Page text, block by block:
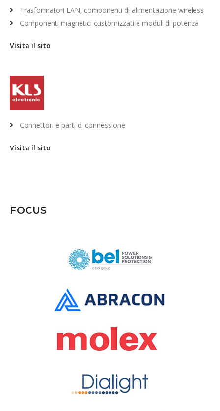
Trasformatori LAN, componenti di alimentazione wireless
Componenti magnetici customizzati e moduli di potenza
Visita il sito
Connettori e parti di connessione
Visita il sito
FOCUS